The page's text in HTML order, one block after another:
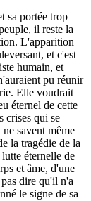
sa portée trop
il reste la
L'apparition
et c'est
humain, et
pu réunir
Elle voudrait
éternel de cette
crises qui se
savent même
la tragédie de la
éternelle de
et âme, d'une
dire qu'il n'a
le signe de sa